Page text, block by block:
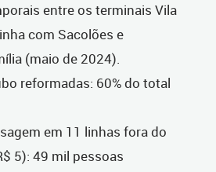
entre os terminais Vila
com Sacolões e
(maio de 2024).
reformadas: 60% do total
em 11 linhas fora do
5): 49 mil pessoas